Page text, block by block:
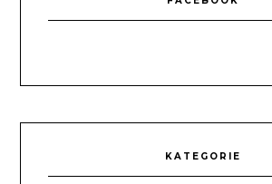
KATEGORIE